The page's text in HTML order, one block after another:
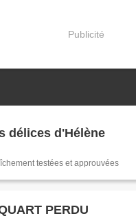
Publicité
délices d'Hélène
testées et approuvées
PERDU